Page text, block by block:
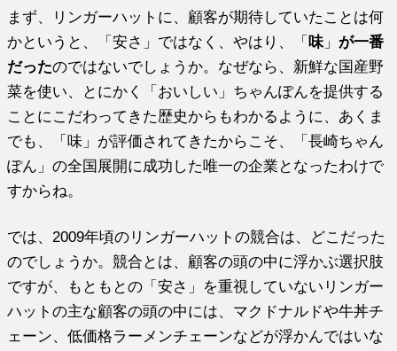
まず、リンガーハットに、顧客が期待していたことは何
かというと、「安さ」ではなく、やはり、「 味 」が一番
だったのではないでしょうか。なぜなら、新鮮な国産野
菜を使い、とにかく「おいしい」ちゃんぽんを提供する
ことにこだわってきた歴史からもわかるように、あくま
でも、「味」が評価されてきたからこそ、「長崎ちゃん
ぽん」の全国展開に成功した唯一の企業となったわけで
すからね。
では、2009年頃のリンガーハットの競合は、どこだった
のでしょうか。競合とは、顧客の頭の中に浮かぶ選択肢
ですが、もともとの「安さ」を重視していないリンガー
ハットの主な顧客の頭の中には、マクドナルドや牛丼チ
ェーン、低価格ラーメンチェーンなどが浮かんではいな